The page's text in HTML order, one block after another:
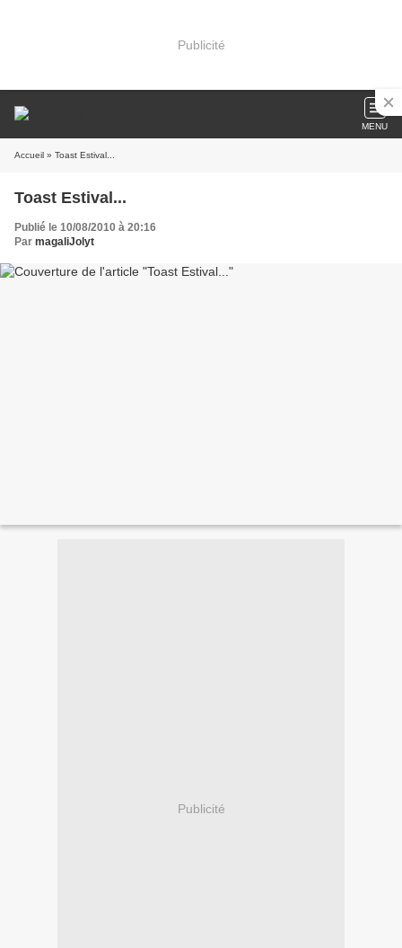
Publicité
MENU
Accueil » Toast Estival...
Toast Estival...
Publié le 10/08/2010 à 20:16
Par magaliJolyt
Publicité